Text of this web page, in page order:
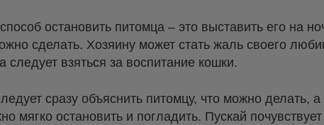
остановить питомца – это выставить его на
сделать. Хозяину может стать жаль своего
следует взяться за воспитание кошки.
сразу объяснить питомцу, что можно делать,
мягко остановить и погладить. Пускай